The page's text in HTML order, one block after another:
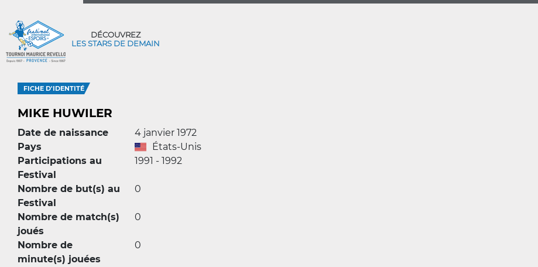
DÉCOUVREZ
LES STARS DE DEMAIN
FICHE D'IDENTITÉ
MIKE HUWILER
Date de naissance
4 janvier 1972
Pays
États-Unis
Participations au
Festival
1991 - 1992
Nombre de but(s) au
Festival
0
Nombre de match(s)
joués
0
Nombre de
minute(s) jouées
0